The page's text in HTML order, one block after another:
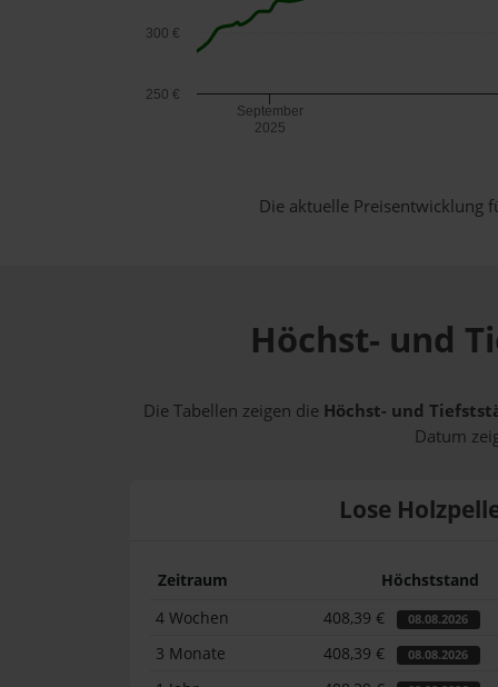
September
2025
250 €
300 €
Die aktuelle Preisentwicklung
Höchst- und
Die Tabellen zeigen die Höchst- und
Datum
Lose
Zeitraum Höchststand
4 Wochen
408,39 € 08.08.2026
3 Monate 408,39 € 08.08.2026